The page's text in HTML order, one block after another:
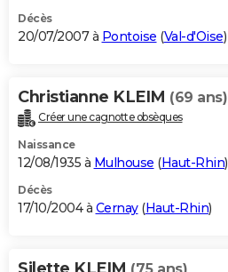
Décès
20/07/2007 à Pontoise (Val-d'Oise)
Christianne KLEIM (69 ans)
Créer une cagnotte obsèques
Naissance
12/08/1935 à Mulhouse (Haut-Rhin)
Décès
17/10/2004 à Cernay(Haut-Rhin)